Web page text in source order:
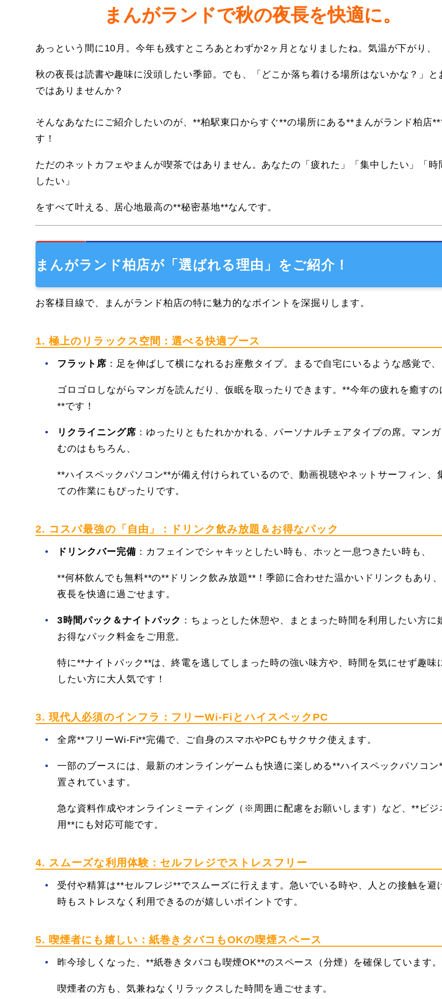
まんがランドで秋の夜長を快適に。
あっという間に10月。今年も残すところあとわずか2ヶ月となりましたね。気温が下がり、
秋の夜長は読書や趣味に没頭したい季節。でも、「どこか落ち着ける場所はないかな？」と
ではありませんか？
そんなあなたにご紹介したいのが、**柏駅東口からすぐ**の場所にある**まんがランド柏店**
す！
ただのネットカフェやまんが喫茶ではありません。あなたの「疲れた」「集中したい」「時
したい」
をすべて叶える、居心地最高の**秘密基地**なんです。
まんがランド柏店が「選ばれる理由」をご紹介！
お客様目線で、まんがランド柏店の特に魅力的なポイントを深掘りします。
1. 極上のリラックス空間：選べる快適ブース
フラット席 ：足を伸ばして横になれるお座敷タイプ。まるで自宅にいるような感覚で、
ゴロゴロしながらマンガを読んだり、仮眠を取ったりできます。**今年の疲れを癒すの
**です！
リクライニング席 ：ゆったりともたれかかれる、パーソナルチェアタイプの席。マン
むのはもちろん、
**ハイスペックパソコン**が備え付けられているので、動画視聴やネットサーフィン、
ての作業にもぴったりです。
2. コスパ最強の「自由」：ドリンク飲み放題＆お得なパック
ドリンクバー完備：カフェインでシャキッとしたい時も、ホッと一息つきたい時も、
**何杯飲んでも無料**の**ドリンク飲み放題**！季節に合わせた温かいドリンクもあり
夜長を快適に過ごせます。
3時間パック＆ナイトパック ：ちょっとした休憩や、まとまった時間を利用したい方に
お得なパック料金をご用意。
特に**ナイトパック**は、終電を逃してしまった時の強い味方や、時間を気にせず趣味
したい方に大人気です！
3. 現代人必須のインフラ：フリーWi-FiとハイスペックPC
全席**フリーWi-Fi**完備で、ご自身のスマホやPCもサクサク使えます。
一部のブースには、最新のオンラインゲームも快適に楽しめる**ハイスペックパソコン
置されています。
急な資料作成やオンラインミーティング（※周囲に配慮をお願いします）など、**ビジ
用**にも対応可能です。
4. スムーズな利用体験：セルフレジでストレスフリー
受付や精算は**セルフレジ**でスムーズに行えます。急いでいる時や、人との接触を避
時もストレスなく利用できるのが嬉しいポイントです。
5. 喫煙者にも嬉しい：紙巻きタバコもOKの喫煙スペース
昨今珍しくなった、**紙巻きタバコも喫煙OK**のスペース（分煙）を確保しています。
喫煙者の方も、気兼ねなくリラックスした時間を過ごせます。